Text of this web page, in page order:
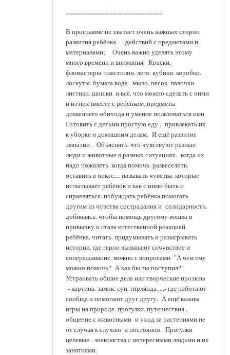
===========================
В программе не хватает очень важных сторон
развития ребёнка - действий с предметами и
материалами; Очень важно уделять этому
много времени и внимания| Краски.
фломастеры. пластилин. лего. кубики. коробки.
лоскуты. бумага.вода . мыло. песок. палочки.
листики. шишки. и всё. что можно сделать с ними
и из них вместе с ребёнком. предметы
домашнего обихода и умение пользоваться ими.
Готовить с детьми простую еду . привлекать их
к уборке и домашним делам. И ещё развитие
эмпатии . Объяснять. что чувствуют разные
люди и животные в разных ситуациях. когда их
надо пожалеть. когда помочь. развеселить.
оставить в покое.... называть чувства. которые
испытывает ребёнок и как с ними быть и
справляться. побуждать ребёнка помогать
другим из чувства сострадания и солидарности.
добиваясь. чтобы помощь другому вошла в
привычку и стала естественной реакцией
ребёнка. читать. придумывать и разыгрывать
истории. где герои вызывают сочувствие и
сопереживание. можно с вопросами "А чем ему
можно помочь? А как бы ты поступил?"
Устраивать обшие дела или творческие проэкты
- картина. замок. суп. гирлянда.....- где работают
сообща и помогают друг другу. А ещё важны
игры на природе. прогулки. путешествия .
общение с животными и уход за растениями не
от случая к случаю а постоянно. Прогулки
целевые - знакомства с интересными людьми и их
занятиями.